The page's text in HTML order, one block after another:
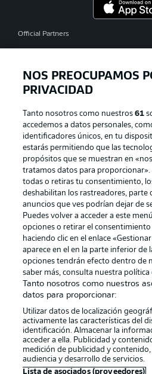
Official Partners
Publicidad
Gestionar las preferencias
Canales
Jugadores
Sello Editorial
© 2026 Bundesliga-
NOS PREOCUPAMOS
PRIVACIDAD
Tanto nosotros como nuestros61
accedemos a datos personales,
identificadores únicos, en tu
estarás permitiendo que las
propósitos que se muestran en
tratamos datos para proporcionar».
todas o retiras tu consentimiento,
deshabilitan los rastreadores, parte
anuncios que ves podrían dejar de
Puedes volver a acceder a este
opciones o retirar el
haciendo clic en el enlace
aparece en el en la parte inferior de
opciones tendrán efecto dentro de
saber más, consulta nuestra política
Tanto nosotros como nuestros
datos para proporcionar:
Utilizar datos de localización
activamente las características del
identificación. Almacenar la
acceder a ella. Publicidad y
medición de publicidad y
audiencia y desarrollo de servicios.
Lista de asociados (proveedores)